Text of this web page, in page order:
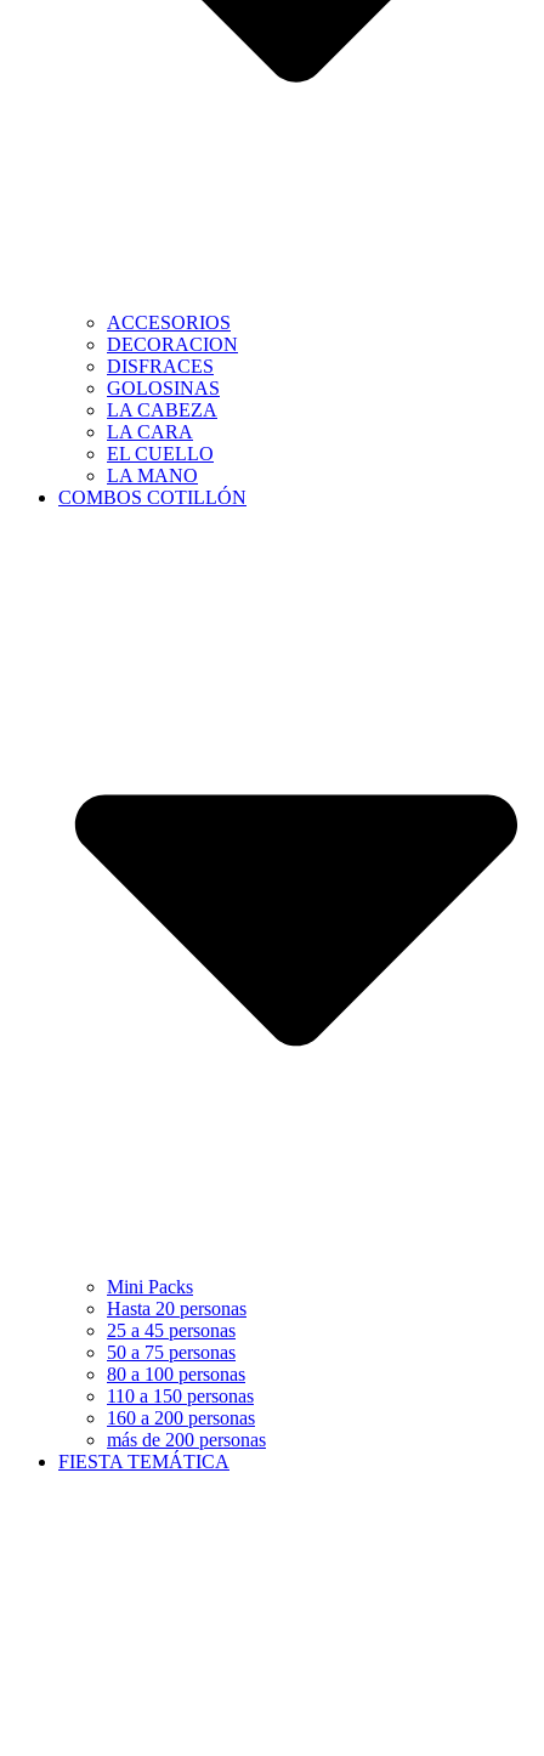
ACCESORIOS
DECORACION
DISFRACES
GOLOSINAS
LA CABEZA
LA CARA
EL CUELLO
LA MANO
COMBOS COTILLÓN
Mini Packs
Hasta 20 personas
25 a 45 personas
50 a 75 personas
80 a 100 personas
110 a 150 personas
160 a 200 personas
más de 200 personas
FIESTA TEMÁTICA